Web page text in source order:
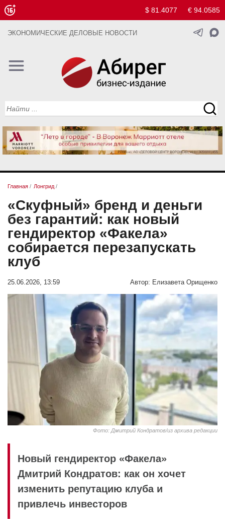
$ 81.4077 € 94.0585
ЭКОНОМИЧЕСКИЕ ДЕЛОВЫЕ НОВОСТИ
Главная / Лонгрид /
«Скуфный» бренд и деньги
без гарантий: как новый
гендиректор «Факела»
собирается перезапускать
клуб
25.06.2026, 13:59 Автор: Елизавета Орищенко
Фото: Дмитрий Кондратов/из архива редакции
Новый гендиректор «Факела»
Дмитрий Кондратов: как он хочет
изменить репутацию клуба и
привлечь инвесторов